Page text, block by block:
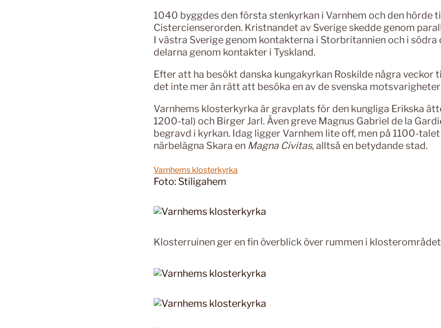
1040 byggdes den första stenkyrkan i Varnhem och den hörde
Cistercienserorden. Kristnandet av Sverige skedde genom
I västra Sverige genom kontakterna i Storbritannien och i södra
delarna genom kontakter i Tyskland.
Efter att ha besökt danska kungakyrkan Roskilde några veckor
det inte mer än rätt att besöka en av de svenska
Varnhems klosterkyrka är gravplats för den kungliga Erikska
1200-tal) och Birger Jarl. Även greve Magnus Gabriel de la
begravd i kyrkan. Idag ligger Varnhem lite off, men på 1100-
närbelägna Skara en Magna Civitas, alltså en betydande stad.
Varnhems klosterkyrka
Foto: Stiligahem
Klosterruinen ger en fin överblick över rummen i